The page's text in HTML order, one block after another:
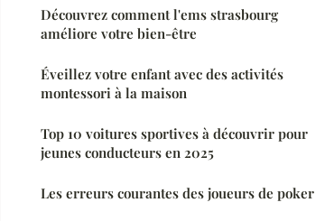
Découvrez comment l'ems strasbourg
améliore votre bien-être
Éveillez votre enfant avec des activités
montessori à la maison
Top 10 voitures sportives à découvrir pour
jeunes conducteurs en 2025
Les erreurs courantes des joueurs de poker